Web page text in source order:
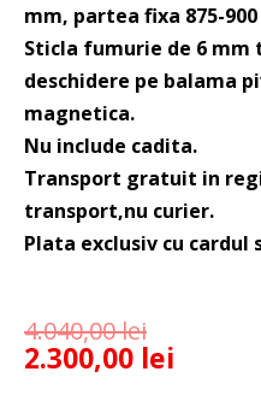
mm, partea fixa 875-
Sticla fumurie de 6
deschidere pe balama
magnetica.
Nu include cadita.
Transport gratuit in
transport,nu curier.
Plata exclusiv cu cardul
4.040,00lei
2.300,00 lei